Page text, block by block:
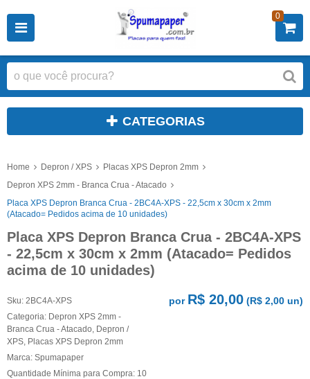
0
CATEGORIAS
Home Depron / XPS
Placas XPS Depron 2mm
Depron XPS 2mm - Branca Crua - Atacado
Placa XPS Depron Branca Crua - 2BC4A-XPS - 22,5cm x 30cm x 2mm
(Atacado= Pedidos acima de 10 unidades)
Placa XPS Depron Branca Crua - 2BC4A-XPS
- 22,5cm x 30cm x 2mm (Atacado= Pedidos
acima de 10 unidades)
Sku: 2BC4A-XPS
Categoria: Depron XPS 2mm -
Branca Crua - Atacado Depron /
XPS Placas XPS Depron 2mm
Marca: Spumapaper
Quantidade Mínima para Compra: 10
por R$ 20,00 (R$ 2,00 un)